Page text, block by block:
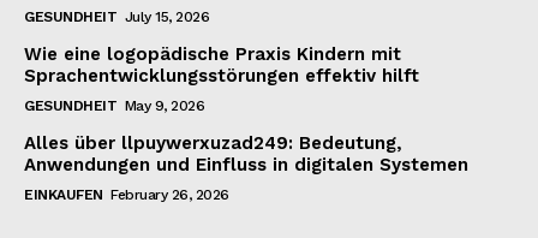
GESUNDHEIT July 15, 2026
Wie eine logopädische Praxis Kindern mit
Sprachentwicklungsstörungen effektiv hilft
GESUNDHEIT May 9, 2026
Alles über llpuywerxuzad249: Bedeutung,
Anwendungen und Einfluss in digitalen Systemen
EINKAUFEN February 26, 2026